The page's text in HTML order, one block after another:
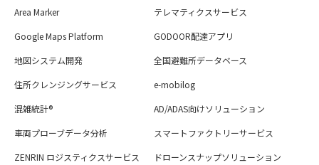
Area Marker
Google Maps Platform
地図システム開発
住所クレンジングサービス
混雑統計®
車両プローブデータ分析
テレマティクスサービス
GODOOR配達アプリ
全国避難所データベース
e-mobilog
AD/ADAS向けソリューション
スマートファクトリーサービス
ZENRIN ロジスティクスサービス
ドローンスナップソリューション